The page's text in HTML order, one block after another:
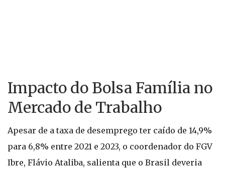
Impacto do Bolsa Família no
Mercado de Trabalho
Apesar de a taxa de desemprego ter caído de 14,9%
para 6,8% entre 2021 e 2023, o coordenador do FGV
Ibre, Flávio Ataliba, salienta que o Brasil deveria